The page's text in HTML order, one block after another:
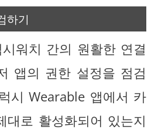
하기
워치 간의 원활한 연결
앱의 권한 설정을 점검
시 Wearable 앱에서 카
대로 활성화되어 있는지